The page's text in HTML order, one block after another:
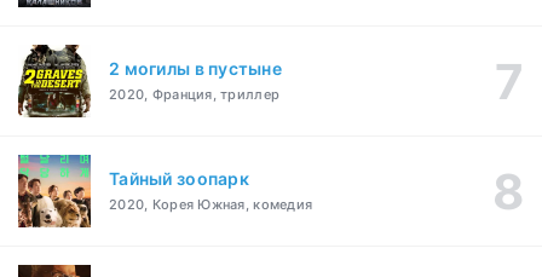
2 могилы в пустыне
2020, Франция, триллер
Тайный зоопарк
2020, Корея Южная, комедия